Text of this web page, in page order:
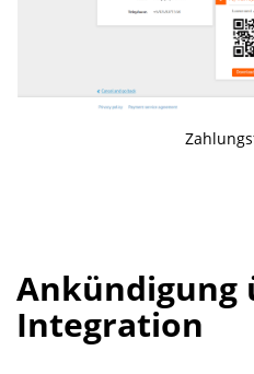
Ankündigung
Integration